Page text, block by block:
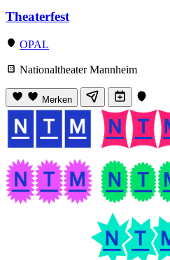
Theaterfest
OPAL
Nationaltheater Mannheim
Merken